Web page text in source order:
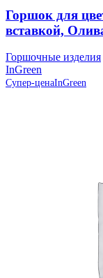
Горшок для
вставкой,
Горшочные изделия
InGreen
Супер-ценаInGreen